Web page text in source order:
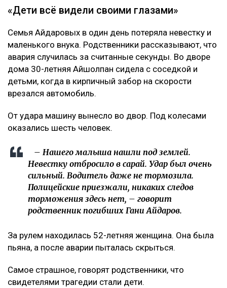
«Дети всё видели своими глазами»
Семья Айдаровых в один день потеряла невестку и
маленького внука. Родственники рассказывают, что
авария случилась за считанные секунды. Во дворе
дома 30-летняя Айшолпан сидела с соседкой и
детьми, когда в кирпичный забор на скорости
врезался автомобиль.
От удара машину вынесло во двор. Под колесами
оказались шесть человек.
– Нашего малыша нашли под землей.
Невестку отбросило в сарай. Удар был очень
сильный. Водитель даже не тормозила.
Полицейские приезжали, никаких следов
торможения здесь нет, – говорит
родственник погибших Гани Айдаров.
За рулем находилась 52-летняя женщина. Она была
пьяна, а после аварии пыталась скрыться.
Самое страшное, говорят родственники, что
свидетелями трагедии стали дети.